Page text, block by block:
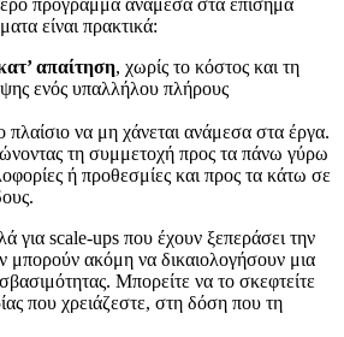
πρόγραμμα ανάμεσα στα επίσημα
είναι πρακτικά:
απαίτηση, χωρίς το κόστος και τη
ενός υπαλλήλου πλήρους
πλαίσιο να μη χάνεται ανάμεσα στα έργα.
τη συμμετοχή προς τα πάνω γύρω
ή προθεσμίες και προς τα κάτω σε
για scale-ups που έχουν ξεπεράσει την
μπορούν ακόμη να δικαιολογήσουν μια
Μπορείτε να το σκεφτείτε
που χρειάζεστε, στη δόση που τη